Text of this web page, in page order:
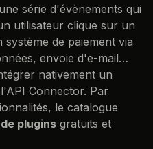
série d'évènements qui
utilisateur clique sur un
de paiement via
envoie d'e-mail…
nativement un
Connector. Par
le catalogue
plugins gratuits et